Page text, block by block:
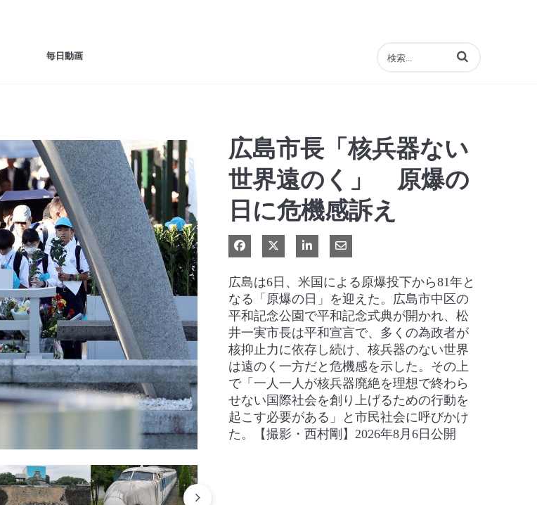
毎日動画 動画の検索語句を入力
広島市長「核兵器ない
世界遠のく」 原爆の
日に危機感訴え
Facebook で共有
Xで共有する
LinkedIn で共有電子メールで共有
広島は6日、米国による原爆投下から81年と
なる「原爆の日」を迎えた。広島市中区の
平和記念公園で平和記念式典が開かれ、松
井一実市長は平和宣言で、多くの為政者が
核抑止力に依存し続け、核兵器のない世界
は遠のく一方だと危機感を示した。その上
で「一人一人が核兵器廃絶を理想で終わら
せない国際社会を創り上げるための行動を
起こす必要がある」と市民社会に呼びかけ
た。【撮影・西村剛】2026年8月6日公開